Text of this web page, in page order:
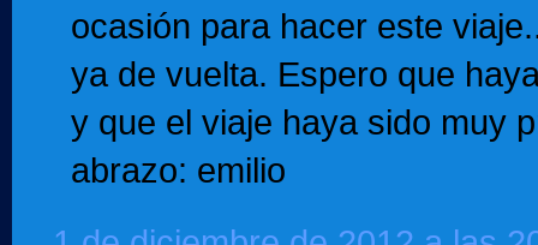
ocasión para hacer este
ya de vuelta. Espero que
y que el viaje haya sido muy
abrazo: emilio